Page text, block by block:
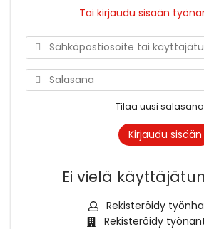
Tai kirjaudu sisään
Tilaa uusi salasana
Ei vielä
Rekisteröidy
Rekisteröidy